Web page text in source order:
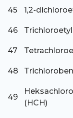
45 1,2-
46
47
48
49
(HCH)